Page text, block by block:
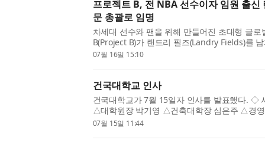
프로젝트 B, 전 NBA 선수이자 임원 출신
문 총괄로 임명
차세대 선수와 팬을 위해 만들어진 초대형 글
B(Project B)가 랜드리 필즈(Landry Fields)를
Men’s Basketball)로 임명했다고 발표했다. 프
07월 16일 15:10
건국대학교 인사
건국대학교가 7월 15일자 인사를 발표했다. ◇
△대학원장 박기영 △건축대학장 심은주 △경
장 유규상 △사범대학장 오현정 △수의과대학
07월 15일 11:44